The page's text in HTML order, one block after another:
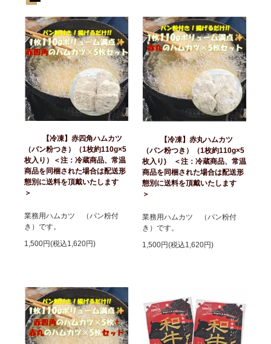
【冷凍】赤四角ハムカツ
（パン粉つき）（1枚約110g×5
枚入り）＜注：冷蔵商品、常温
商品を同梱された場合は配送形
態別に送料を頂戴いたします
＞
業務用ハムカツ （パン粉付
き）です。
1,500円(税込1,620円)
【冷凍】赤丸ハムカツ
（パン粉つき）（1枚約110g×5
枚入り) ＜注：冷蔵商品、常温
商品を同梱された場合は配送形
態別に送料を頂戴いたします
＞
業務用ハムカツ （パン粉付
き）です。
1,500円(税込1,620円)